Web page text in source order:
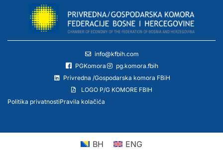
info@kfbih.com
PGKomora
pg.komora.fbih
Privredna /Gospodarska komora FBiH
LOGO P/G KOMORE FBIH
Politika privatnostiPravila kolačića
BH ENG